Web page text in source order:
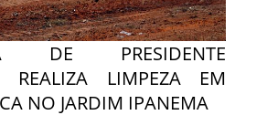
DE PRESIDENTE
REALIZA LIMPEZA EM
NO JARDIM IPANEMA